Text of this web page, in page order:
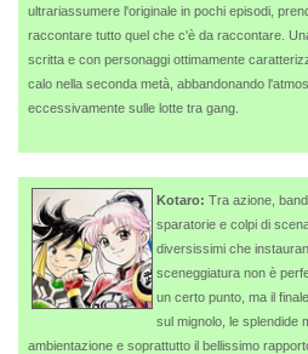
ultrariassumere l'originale in pochi episodi,
raccontare tutto quel che c'è da raccontare.
scritta e con personaggi ottimamente
calo nella seconda metà, abbandonando
eccessivamente sulle lotte tra gang.
Kotaro: Tra azione,
sparatorie e colpi di
diversissimi che
sceneggiatura non è
un certo punto, ma il
sul mignolo, le splendide
ambientazione e soprattutto il bellissimo